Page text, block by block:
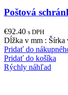
Poštová
€92.40 s DPH
Dĺžka v mm : Šírka
Pridať do
Pridať do košíka
Rýchly náhľad